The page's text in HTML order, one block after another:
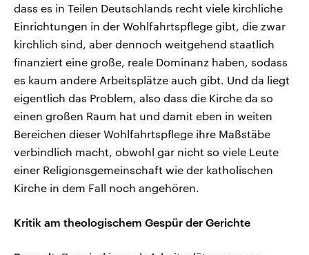
dass es in Teilen Deutschlands recht viele kirchliche
Einrichtungen in der Wohlfahrtspflege gibt, die zwar
kirchlich sind, aber dennoch weitgehend staatlich
finanziert eine große, reale Dominanz haben, sodass
es kaum andere Arbeitsplätze auch gibt. Und da liegt
eigentlich das Problem, also dass die Kirche da so
einen großen Raum hat und damit eben in weiten
Bereichen dieser Wohlfahrtspflege ihre Maßstäbe
verbindlich macht, obwohl gar nicht so viele Leute
einer Religionsgemeinschaft wie der katholischen
Kirche in dem Fall noch angehören.
Kritik am theologischem Gespür der Gerichte